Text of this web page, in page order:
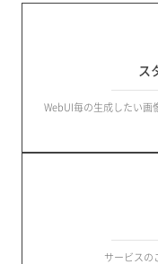
ス
WebUI毎の生成したい
サービスの